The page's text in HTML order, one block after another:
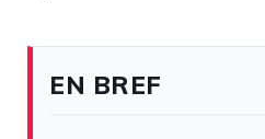
EN BREF